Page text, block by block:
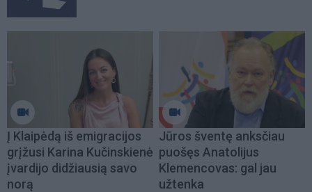
Į Klaipėdą iš emigracijos
grįžusi Karina Kučinskienė
įvardijo didžiausią savo
norą
Jūros šventę anksčiau
puošęs Anatolijus
Klemencovas: gal jau
užtenka